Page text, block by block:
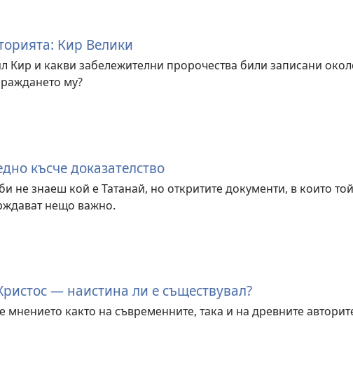
Кир Велики
Кир и какви забележителни пророчества били записани
му?
късче доказателство
не знаеш кой е Татанай, но откритите документи, в които
нещо важно.
— наистина ли е съществувал?
мнението както на съвременните, така и на древните